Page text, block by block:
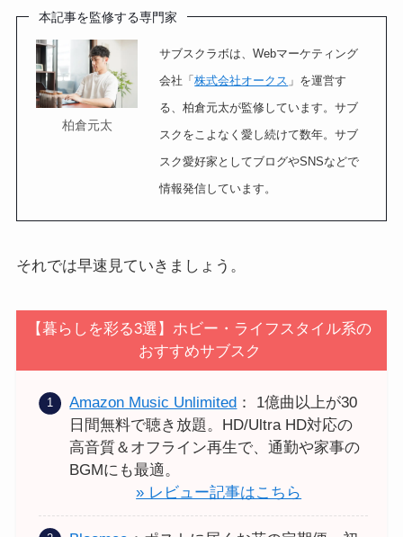
本記事を監修する専門家
柏倉元太
サブスクラボは、Webマーケティング
会社「株式会社オークス 」を運営す
る、柏倉元太が監修しています。サブ
スクをこよなく愛し続けて数年。サブ
スク愛好家としてブログやSNSなどで
情報発信しています。
それでは早速見ていきましょう。
【暮らしを彩る3選】ホビー・ライフスタイル系の
おすすめサブスク
Amazon Music Unlimited ： 1億曲以上が30
日間無料で聴き放題。HD/Ultra HD対応の
高音質＆オフライン再生で、通勤や家事の
BGMにも最適。
» レビュー記事はこちら